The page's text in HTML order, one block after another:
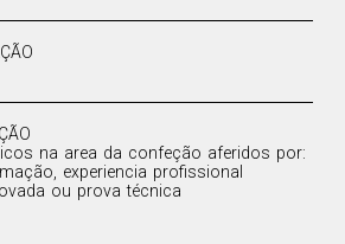
na area da confeção aferidos por:
experiencia profissional
ou prova técnica